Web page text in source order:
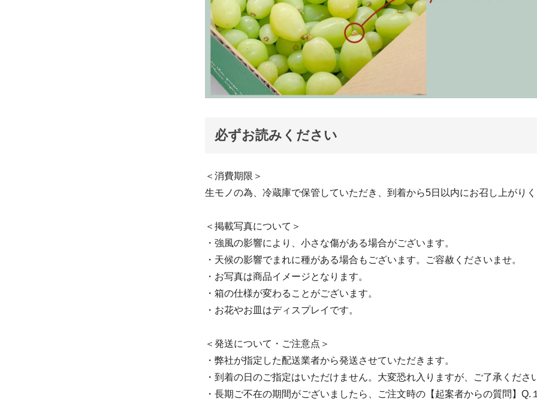
必ずお読みください
＜消費期限＞
生モノの為、冷蔵庫で保管していただき、到着から5日以内にお召し上がり
＜掲載写真について＞
・強風の影響により、小さな傷がある場合がございます。
・天候の影響でまれに種がある場合もございます。ご容赦くださいませ。
・お写真は商品イメージとなります。
・箱の仕様が変わることがございます。
・お花やお皿はディスプレイです。
＜発送について・ご注意点＞
・弊社が指定した配送業者から発送させていただきます。
・到着の日のご指定はいただけません。大変恐れ入りますが、ご了承くださ
・長期ご不在の期間がございましたら、ご注文時の【起案者からの質問】Q.